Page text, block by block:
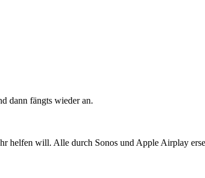
dann fängts wieder an.
will. Alle durch Sonos und Apple Airplay